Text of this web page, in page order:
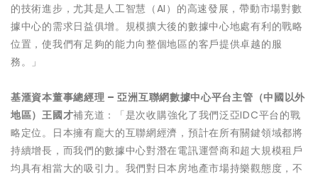
的技術進步，尤其是人工智慧（AI）的高速發展，帶動市場對數
據中心的需求日益俱增。規模擴大後的數據中心地處有利的戰略
位置，使我們有足夠的能力向整個地區的客戶提供卓越的服
務。」
基滙資本董事總經理 – 亞洲互聯網數據中心平台主管（中國以外
地區）王國才補充道：「是次收購強化了我們泛亞IDC平台的戰
略定位。日本擁有龐大的互聯網經濟，預計在所有關鍵領域都將
持續增長，而我們的數據中心對潛在電訊運營商和超大規模租戶
均具有相當大的吸引力。我們對日本房地產市場持樂觀態度，不